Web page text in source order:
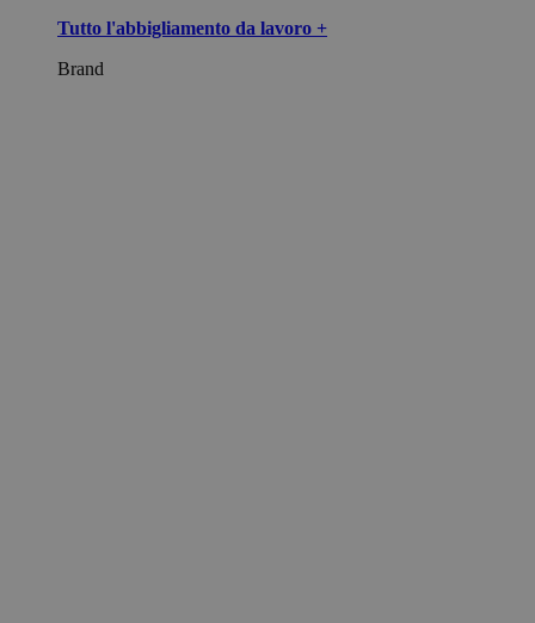
Tutto l'abbigliamento da lavoro +
Brand